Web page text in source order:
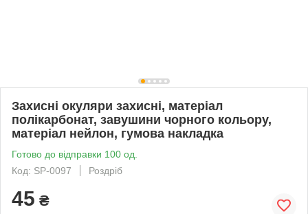
Захисні окуляри захисні, матеріал
полікарбонат, завушини чорного кольору,
матеріал нейлон, гумова накладка
Готово до відправки 100 од.
Код: SP-0097
Роздріб
45 ₴